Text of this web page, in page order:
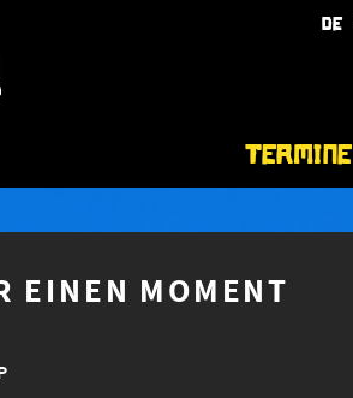
de
Termine
EINEN MOMENT